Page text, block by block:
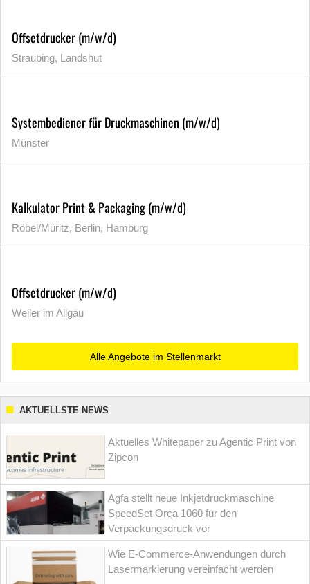
Offsetdrucker (m/w/d)
Straubing, Landshut
Systembediener für Druckmaschinen (m/w/d)
Münster
Kalkulator Print & Packaging (m/w/d)
Röbel/Müritz, Berlin, Hamburg
Offsetdrucker (m/w/d)
Weiler im Allgäu
Alle Angebote im Stellenmarkt
AKTUELLSTE NEWS
Aktuelles Whitepaper zu Agentic Print von
Zipcon
Agfa stellt neue Inkjetdruckmaschine
SpeedSet Orca 1060 für den
Verpackungsdruck vor
Wie E-Commerce-Anwendungen durch
Lasermarkierung vereinfacht werden